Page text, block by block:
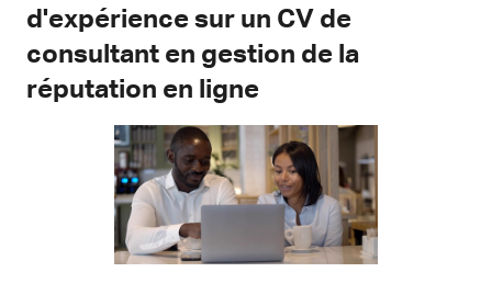
d'expérience sur un CV de
consultant en gestion de la
réputation en ligne